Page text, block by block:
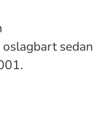
sedan